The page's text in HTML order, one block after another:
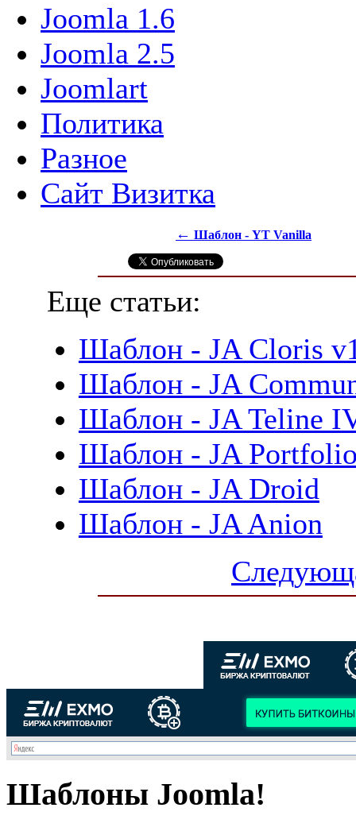
Joomla 1.6
Joomla 2.5
Joomlart
Политика
Разное
Сайт Визитка
← Шаблон - YT Vanilla
Еще статьи:
Шаблон - JA Cloris
Шаблон - JA
Шаблон - JA Teline
Шаблон - JA
Шаблон - JA Droid
Шаблон - JA Anion
Шаблоны Joomla!